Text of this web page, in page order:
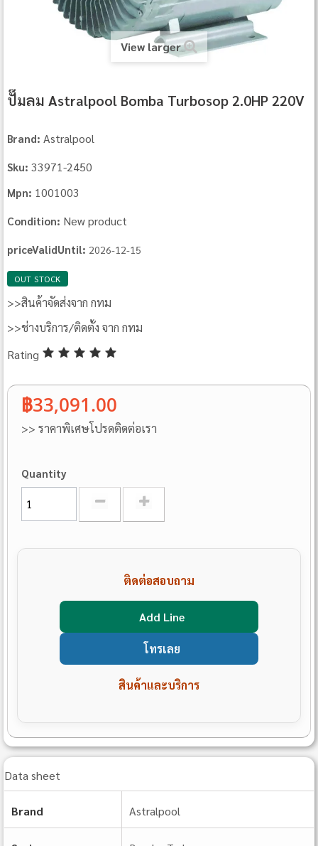
View larger
ปั๊มลม Astralpool Bomba Turbosop 2.0HP 220V
Brand: Astralpool
Sku: 33971-2450
Mpn: 1001003
Condition: New product
priceValidUntil: 2026-12-15
OUT STOCK
>>สินค้าจัดส่งจาก กทม
>>ช่างบริการ/ติดตั้ง จาก กทม
Rating
฿33,091.00
>> ราคาพิเศษโปรดติดต่อเรา
Quantity
ติดต่อสอบถาม
Add Line
โทรเลย
สินค้าและบริการ
Data sheet
Brand Astralpool